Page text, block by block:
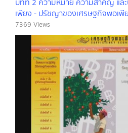
บทที่ 2 ความหมาย ความสำคัญ แล
เพียง - ปรัชญาของเศรษฐกิจพอเพี
7369 Views